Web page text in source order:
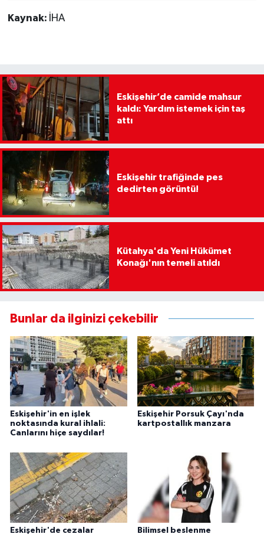
Kaynak: İHA
Eskişehir’de camide mahsur
kaldı: Yardım istemek için taş
attı
Eskişehir trafiğinde pes
dedirten görüntü!
Kütahya'da Yeni Hükümet
Konağı'nın temeli atıldı
Bunlar da ilginizi çekebilir
Eskişehir'in en işlek
noktasında kural ihlali:
Canlarını hiçe saydılar!
Eskişehir Porsuk Çayı'nda
kartpostallık manzara
Eskişehir'de cezalar Bilimsel beslenme